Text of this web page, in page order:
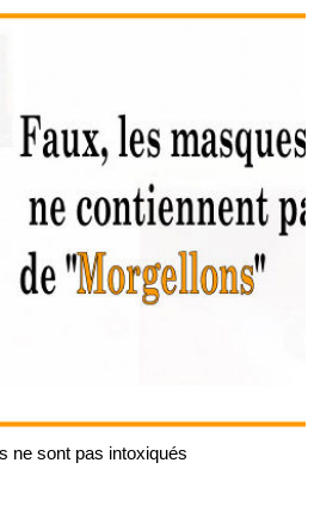
ne sont pas intoxiqués